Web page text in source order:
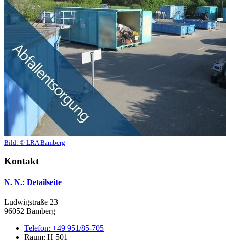
Bild: © LRA Bamberg
Kontakt
N. N.: Detailseite
Ludwigstraße 23
96052 Bamberg
Telefon: +49 951/85-705
Raum: H 501